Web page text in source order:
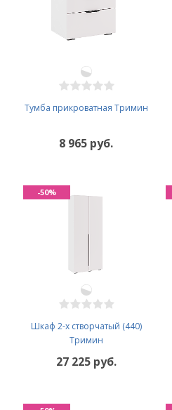
Тумба прикроватная Тримин
8 965 руб.
Шкаф 2-х створчатый (440)
Тримин
27 225 руб.
-50%